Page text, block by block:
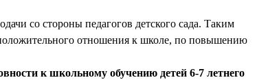
со стороны педагогов детского сада. Таким
отношения к школе, по повышению
к школьному обучению детей 6-7 летнего